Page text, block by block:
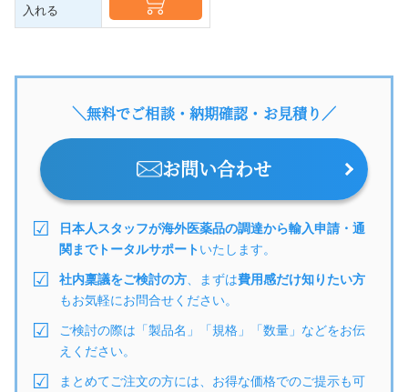
入れる
＼無料でご相談・納期確認・お見積り／
お問い合わせ
日本人スタッフが海外医薬品の調達から輸入申請・通
関までトータルサポートいたします。
社内稟議をご検討の方 、まずは費用感だけ知りたい方
もお気軽にお問合せください。
ご検討の際は「製品名」「規格」「数量」などをお伝
えください。
まとめてご注文の方には、お得な価格でのご提示も可